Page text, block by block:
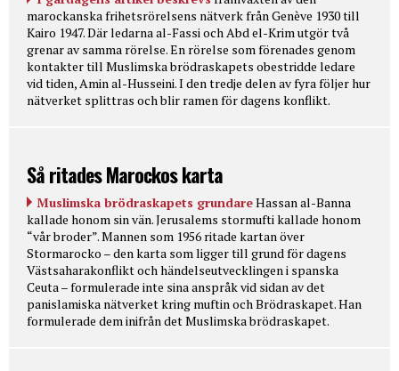
marockanska frihetsrörelsens nätverk från Genève 1930 till
Kairo 1947. Där ledarna al-Fassi och Abd el-Krim utgör två
grenar av samma rörelse. En rörelse som förenades genom
kontakter till Muslimska brödraskapets obestridde ledare
vid tiden, Amin al-Husseini. I den tredje delen av fyra följer hur
nätverket splittras och blir ramen för dagens konflikt.
Så ritades Marockos karta
Muslimska brödraskapets grundareHassan al-Banna
kallade honom sin vän. Jerusalems stormufti kallade honom
“vår broder”. Mannen som 1956 ritade kartan över
Stormarocko – den karta som ligger till grund för dagens
Västsaharakonflikt och händelseutvecklingen i spanska
Ceuta – formulerade inte sina anspråk vid sidan av det
panislamiska nätverket kring muftin och Brödraskapet. Han
formulerade dem inifrån det Muslimska brödraskapet.